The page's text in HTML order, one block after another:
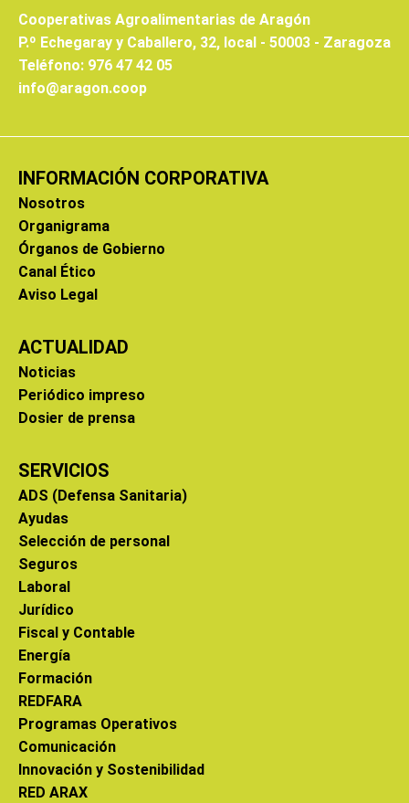
Cooperativas Agroalimentarias de Aragón
P.º Echegaray y Caballero, 32, local - 50003 - Zaragoza
Teléfono: 976 47 42 05
info@aragon.coop
INFORMACIÓN CORPORATIVA
Nosotros
Organigrama
Órganos de Gobierno
Canal Ético
Aviso Legal
ACTUALIDAD
Noticias
Periódico impreso
Dosier de prensa
SERVICIOS
ADS (Defensa Sanitaria)
Ayudas
Selección de personal
Seguros
Laboral
Jurídico
Fiscal y Contable
Energía
Formación
REDFARA
Programas Operativos
Comunicación
Innovación y Sostenibilidad
RED ARAX